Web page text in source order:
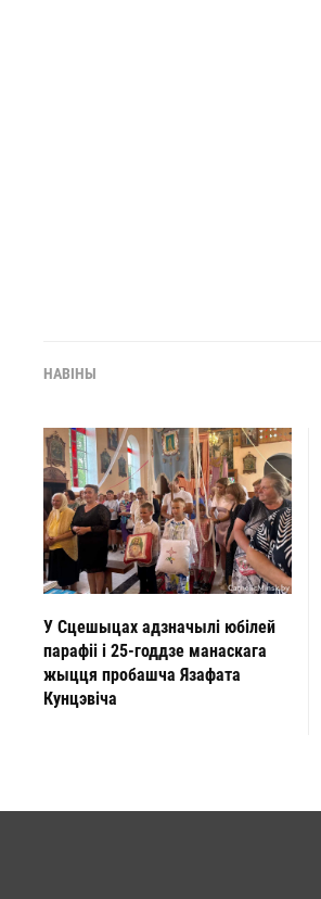
НАВІНЫ
У Сцешыцах адзначылі юбілей
парафіі і 25-годдзе манаскага
жыцця пробашча Язафата
Кунцэвіча